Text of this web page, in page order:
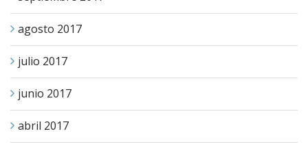
agosto 2017
julio 2017
junio 2017
abril 2017